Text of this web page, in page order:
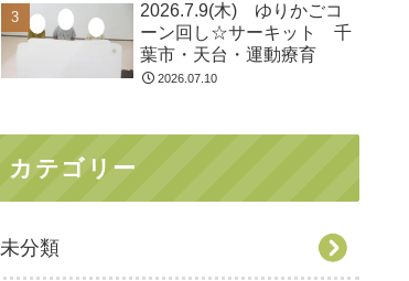
2026.7.9(木) ゆりかごコ
ーン回し☆サーキット 千
葉市・天台・運動療育
2026.07.10
カテゴリー
未分類